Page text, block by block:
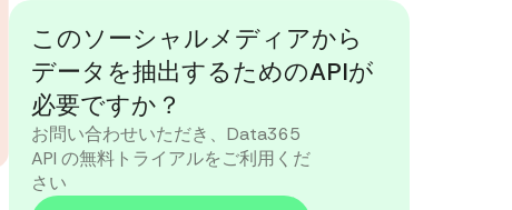
このソーシャルメディアから
データを抽出するためのAPIが
必要ですか？
お問い合わせいただき、Data365
API の無料トライアルをご利用くだ
さい